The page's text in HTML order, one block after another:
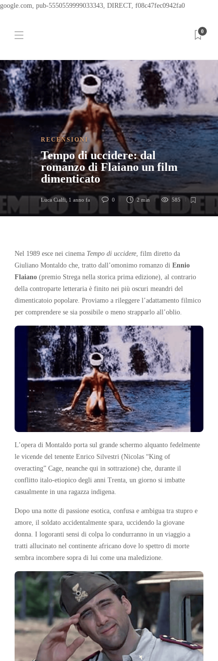
google.com, pub-5550559999033343, DIRECT, f08c47fec0942fa0
0
RECENSIONI
Tempo di uccidere: dal
romanzo di Flaiano un film
dimenticato
Luca Cialfi, 1 anno fa 0 2 min 585
Nel 1989 esce nei cinema Tempo di uccidere, film diretto da
Giuliano Montaldo che, tratto dall’omonimo romanzo di Ennio
Flaiano (premio Strega nella storica prima edizione), al contrario
della controparte letteraria è finito nei più oscuri meandri del
dimenticatoio popolare. Proviamo a rileggere l’adattamento filmico
per comprendere se sia possibile o meno strapparlo all’oblio.
L’opera di Montaldo porta sul grande schermo alquanto fedelmente
le vicende del tenente Enrico Silvestri (Nicolas “King of
overacting” Cage, neanche qui in sottrazione) che, durante il
conflitto italo-etiopico degli anni Trenta, un giorno si imbatte
casualmente in una ragazza indigena.
Dopo una notte di passione esotica, confusa e ambigua tra stupro e
amore, il soldato accidentalmente spara, uccidendo la giovane
donna. I logoranti sensi di colpa lo condurranno in un viaggio a
tratti allucinato nel continente africano dove lo spettro di morte
sembra incombere sopra di lui come una maledizione.